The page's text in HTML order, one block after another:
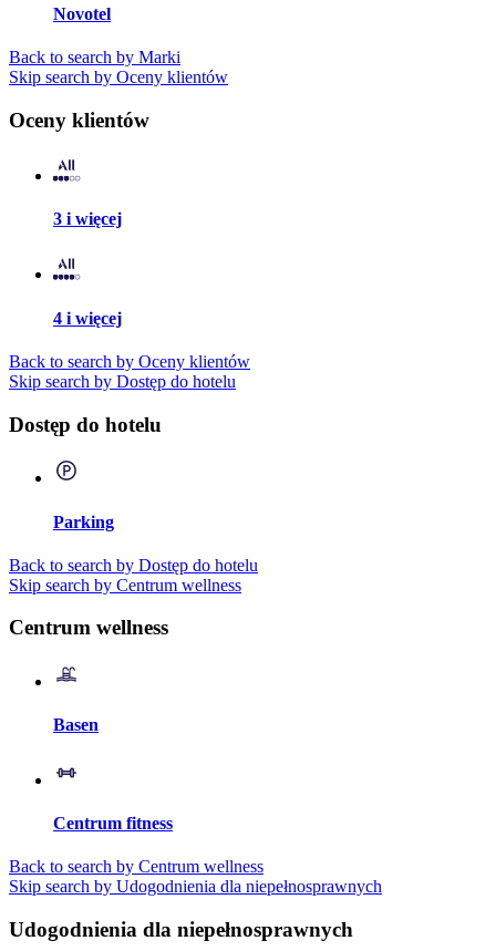
Novotel
Back to search by Marki
Skip search by Oceny klientów
Oceny klientów
3 i więcej
4 i więcej
Back to search by Oceny klientów
Skip search by Dostęp do hotelu
Dostęp do hotelu
Parking
Back to search by Dostęp do hotelu
Skip search by Centrum wellness
Centrum wellness
Basen
Centrum fitness
Back to search by Centrum wellness
Skip search by Udogodnienia dla niepełnosprawnych
Udogodnienia dla niepełnosprawnych